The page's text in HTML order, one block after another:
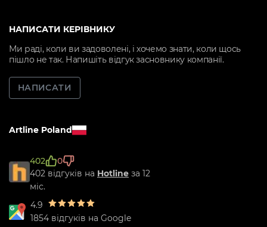
НАПИСАТИ КЕРІВНИКУ
Ми раді, коли ви задоволені, і хочемо знати, коли щось
пішло не так. Напишіть відгук засновнику компанії.
НАПИСАТИ
Artline Poland
402
0
402 відгуків на Hotline за 12
міс.
4.9
1854 відгуків на Google